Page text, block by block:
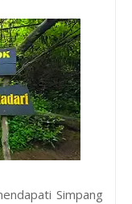
Simpang